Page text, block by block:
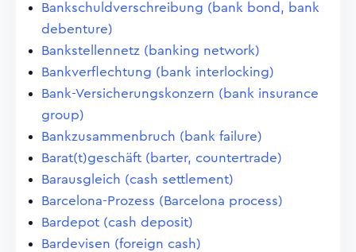
Bankschuldverschreibung (bank bond, bank
debenture)
Bankstellennetz (banking network)
Bankverflechtung (bank interlocking)
Bank-Versicherungskonzern (bank insurance
group)
Bankzusammenbruch (bank failure)
Barat(t)geschäft (barter, countertrade)
Barausgleich (cash settlement)
Barcelona-Prozess (Barcelona process)
Bardepot (cash deposit)
Bardevisen (foreign cash)